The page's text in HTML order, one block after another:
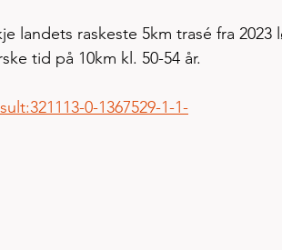
landets raskeste 5km trasé fra
tid på 10km kl. 50-54 år.
0-1367529-1-1-